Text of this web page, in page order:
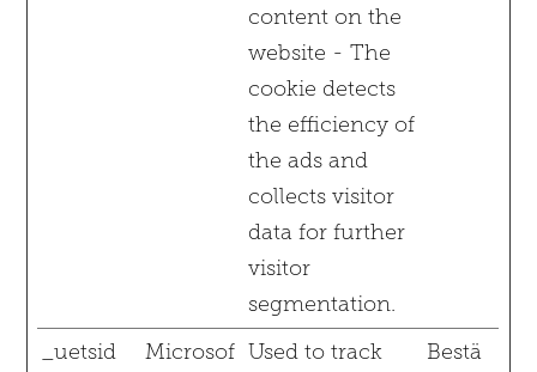
content on the
website - The
cookie detects
the efficiency of
the ads and
collects visitor
data for further
visitor
segmentation.
_uetsid
Microsof Used to track
Bestä